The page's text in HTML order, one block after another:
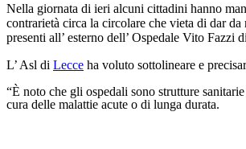
Nella giornata di ieri alcuni cittadini hanno
contrarietà circa la circolare che vieta di dar da
presenti all’ esterno dell’ Ospedale Vito Fazzi
L’ Asl di Lecce ha voluto sottolineare e
“È noto che gli ospedali sono strutture
cura delle malattie acute o di lunga durata.